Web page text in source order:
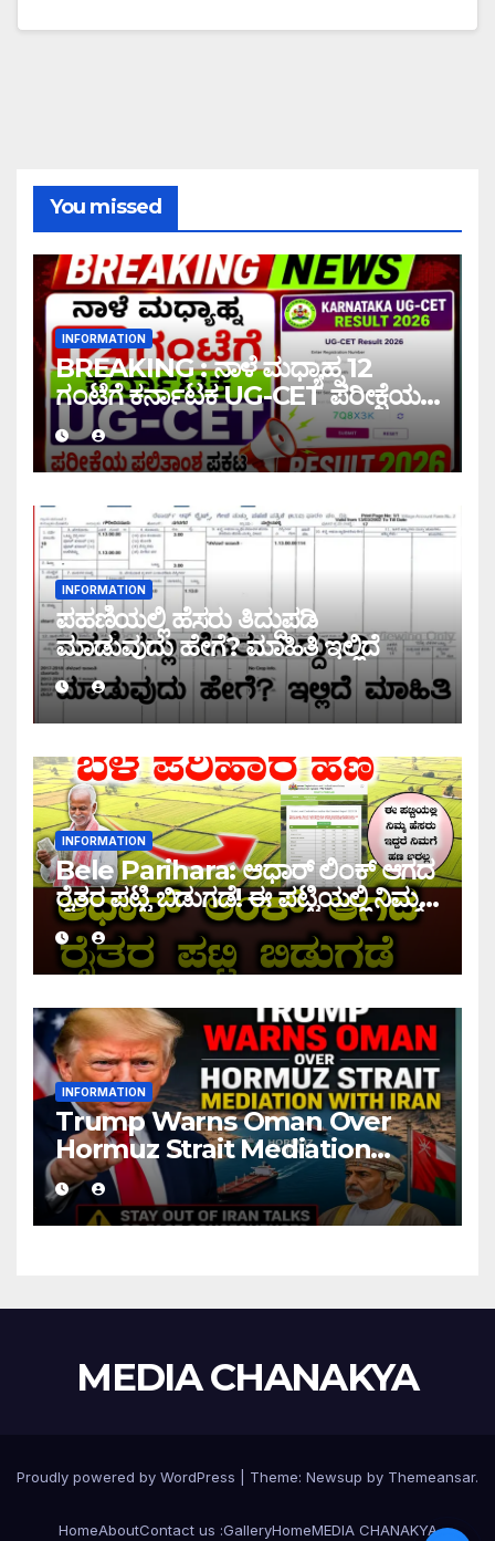
You missed
INFORMATION
BREAKING : ನಾಳೆ ಮಧ್ಯಾಹ್ನ 12
ಗಂಟೆಗೆ ಕರ್ನಾಟಕ UG-CET ಪರೀಕ್ಷೆಯ
ಫಲಿತಾಂಶ ಪ್ರಕಟ |UG-CET Result
2026
INFORMATION
ಪಹಣಿಯಲ್ಲಿ ಹೆಸರು ತಿದ್ದುಪಡಿ
ಮಾಡುವುದು ಹೇಗೆ? ಮಾಹಿತಿ ಇಲ್ಲಿದೆ
INFORMATION
Bele Parihara: ಆಧಾರ್ ಲಿಂಕ್ ಆಗದ
ರೈತರ ಪಟ್ಟಿ ಬಿಡುಗಡೆ! ಈ ಪಟ್ಟಿಯಲ್ಲಿ ನಿಮ್ಮ
ಹೆಸರು ಇದ್ದರೆ ನಿಮಗೆ ಹಣ ಜಮಾ ಆಗಲ್ಲ !
INFORMATION
Trump Warns Oman Over
Hormuz Strait Mediation
With Iran
MEDIA CHANAKYA
Proudly powered by WordPress Theme: Newsup by Themeansar.
HomeAboutContact us :GalleryHomeMEDIA CHANAKYA